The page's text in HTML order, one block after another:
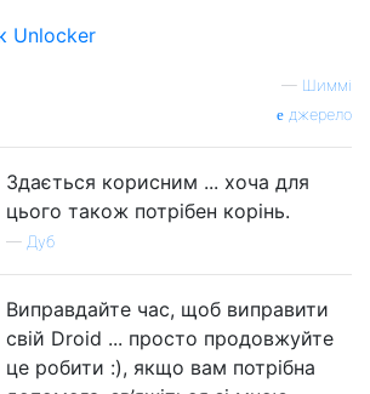
Unlocker
— Шиммі
джерело
Здається корисним ... хоча для
цього також потрібен корінь.
— Дуб
Виправдайте час, щоб виправити
свій Droid ... просто продовжуйте
це робити :), якщо вам потрібна